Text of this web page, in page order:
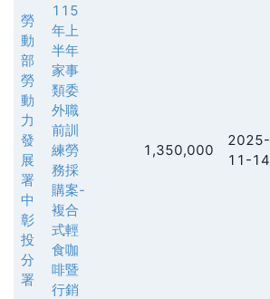
勞
動
部
勞
動
力
發
展
署
中
彰
投
分
署
115
年上
半年
家事
類委
外職
前訓
練勞
務採
購案-
複合
式輕
食咖
啡暨
行銷
1,350,000
2025-
11-14